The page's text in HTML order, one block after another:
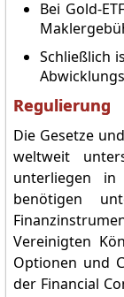
Bei Gold-
Schließlich
Regulierung
Die Gesetze
weltweit
unterliegen
benötigen
Vereinigten
Optionen und
der Financial